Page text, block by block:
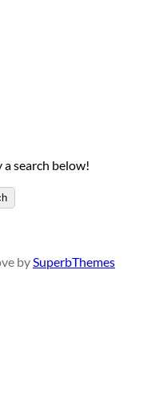
a search below!
bySuperbThemes